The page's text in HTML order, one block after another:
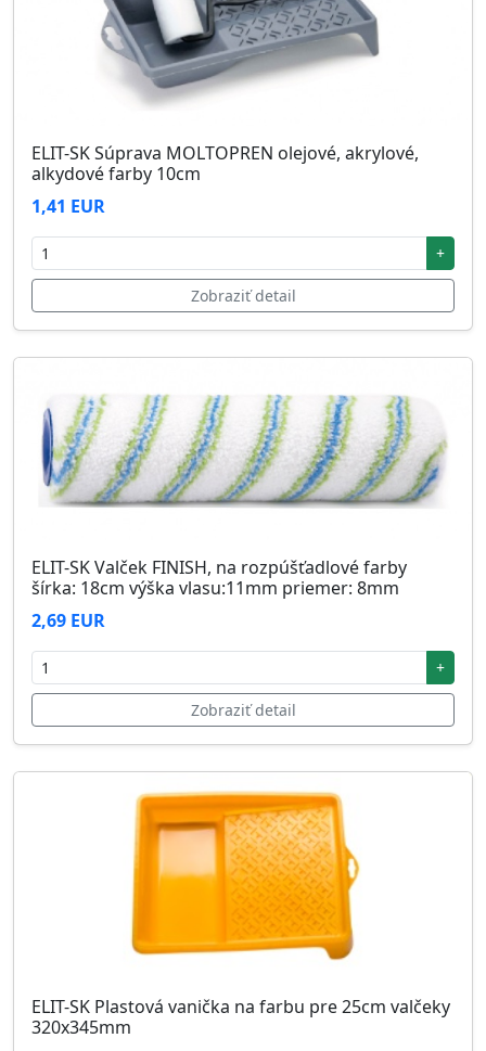
ELIT-SK Súprava MOLTOPREN olejové, akrylové,
alkydové farby 10cm
1,41 EUR
+
Zobraziť detail
ELIT-SK Valček FINISH, na rozpúšťadlové farby
šírka: 18cm výška vlasu:11mm priemer: 8mm
2,69 EUR
+
Zobraziť detail
ELIT-SK Plastová vanička na farbu pre 25cm valčeky
320x345mm